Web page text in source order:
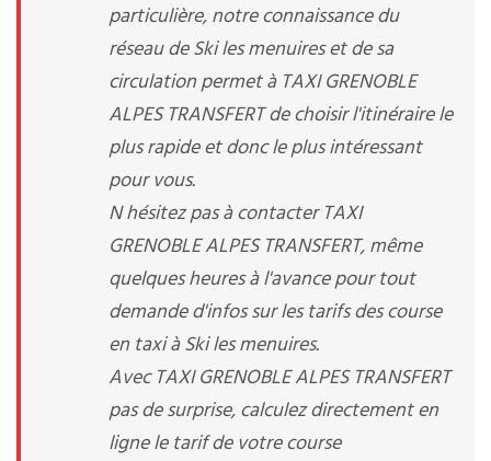
particulière, notre connaissance du
réseau de Ski les menuires et de sa
circulation permet à TAXI GRENOBLE
ALPES TRANSFERT de choisir l'itinéraire le
plus rapide et donc le plus intéressant
pour vous.
N hésitez pas à contacter TAXI
GRENOBLE ALPES TRANSFERT, même
quelques heures à l'avance pour tout
demande d'infos sur les tarifs des course
en taxi à Ski les menuires.
Avec TAXI GRENOBLE ALPES TRANSFERT
pas de surprise, calculez directement en
ligne le tarif de votre course